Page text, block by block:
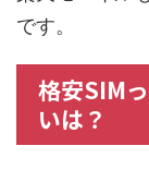
です。
格安SIM
いは？